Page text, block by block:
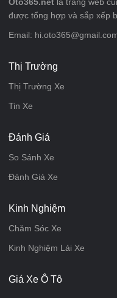
Oto365.net là trang web
được tổng hợp và sắp xếp
Email:
Thị Trường
Thị Trường Xe
Tin Xe
Đánh Giá
So Sánh Xe
Đánh Giá Xe
Kinh Nghiệm
Chăm Sóc Xe
Kinh Nghiệm Lái Xe
Giá Xe Ô Tô